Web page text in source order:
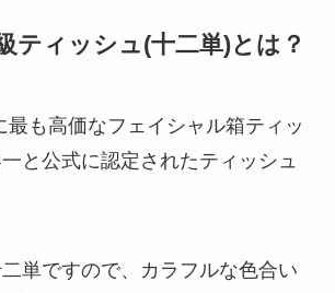
ティッシュ(十二単)とは？
最も高価なフェイシャル箱ティッ
と公式に認定されたティッシュ
単ですので、カラフルな色合い